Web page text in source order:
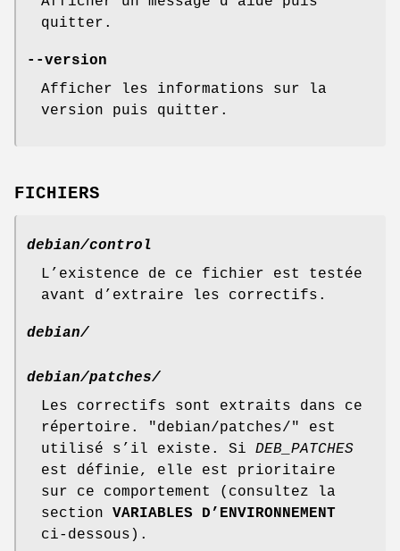
quitter.
--version
Afficher les informations sur la
version puis quitter.
FICHIERS
debian/control
L’existence de ce fichier est testée
avant d’extraire les correctifs.
debian/
debian/patches/
Les correctifs sont extraits dans ce
répertoire. "debian/patches/" est
utilisé s’il existe. Si DEB_PATCHES
est définie, elle est prioritaire
sur ce comportement (consultez la
section VARIABLES D’ENVIRONNEMENT
ci-dessous).